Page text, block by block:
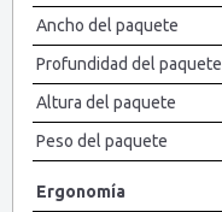
Ancho del paquete
Profundidad del paquete
Altura del paquete
Peso del paquete
Ergonomía